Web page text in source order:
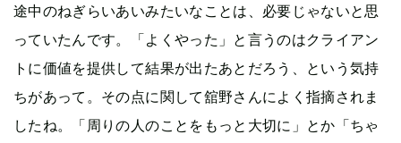
途中のねぎらいあいみたいなことは、必要じゃないと思
っていたんです。「よくやった」と言うのはクライアン
トに価値を提供して結果が出たあとだろう、という気持
ちがあって。その点に関して舘野さんによく指摘されま
したね。「周りの人のことをもっと大切に」とか「ちゃ